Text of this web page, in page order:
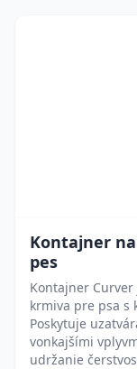
Kontajner
pes
Kontajner
krmiva pre psa s
Poskytuje
vonkajšími
udržanie